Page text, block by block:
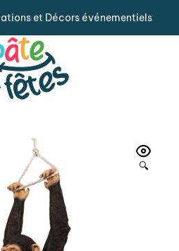
et Décors événementiels
🔍